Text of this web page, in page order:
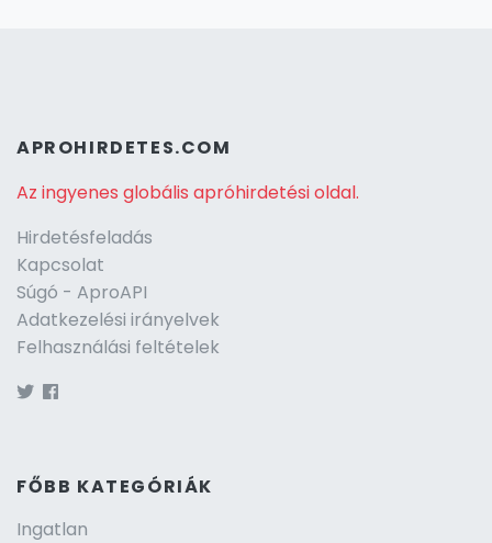
APROHIRDETES.COM
Az ingyenes globális apróhirdetési oldal.
Hirdetésfeladás
Kapcsolat
Súgó - AproAPI
Adatkezelési irányelvek
Felhasználási feltételek
FŐBB KATEGÓRIÁK
Ingatlan